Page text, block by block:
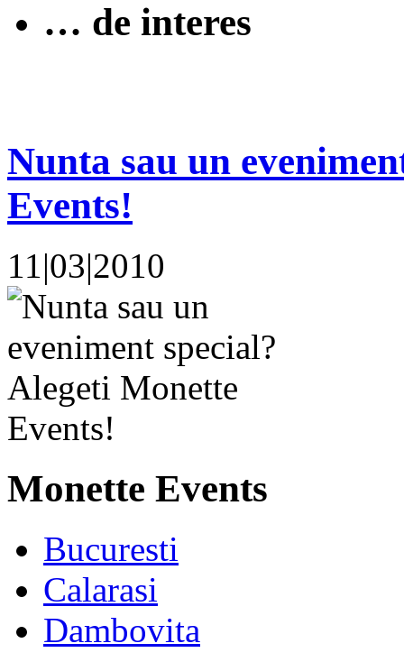
… de interes
Nunta sau un
Events!
11|03|2010
Monette Events
Bucuresti
Calarasi
Dambovita